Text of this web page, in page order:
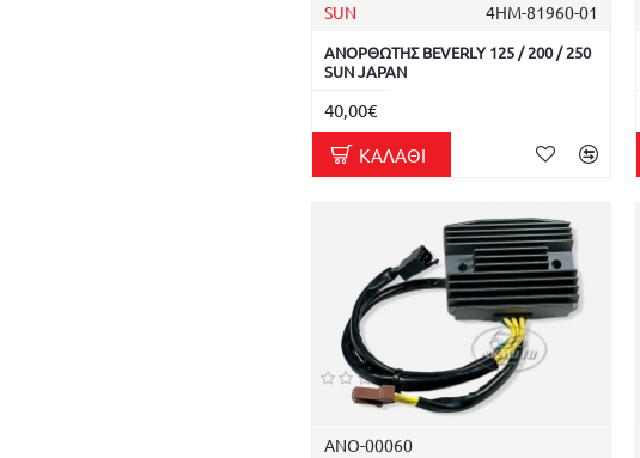
SUN 4ΗΜ-81960-01
ΑΝΟΡΘΩΤΗΣ BEVERLY 125 / 200 / 250
SUN JAPAN
40,00€
ΚΑΛΆΘΙ
ΑΝΟ-00060